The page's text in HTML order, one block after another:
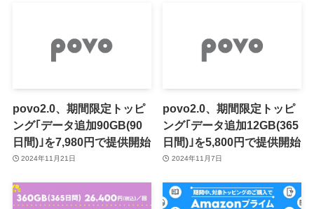
povo2.0、期間限定トッピ
ング｢データ追加90GB(90
日間)｣を7,980円で提供開始
2024年11月21日
povo2.0、期間限定トッピ
ング｢データ追加12GB(365
日間)｣を5,800円で提供開始
2024年11月7日